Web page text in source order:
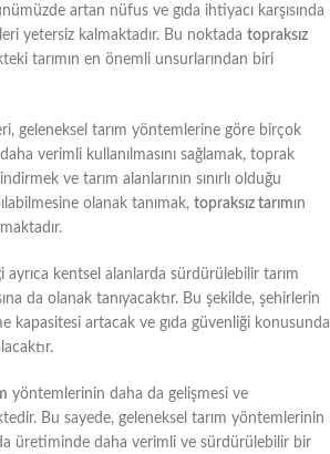
artan nüfus ve gıda ihtiyacı karşısında
yetersiz kalmaktadır. Bu noktada topraksız
tarımın en önemli unsurlarından biri
geleneksel tarım yöntemlerine göre birçok
verimli kullanılmasını sağlamak, toprak
ve tarım alanlarının sınırlı olduğu
olanak tanımak, topraksız tarımın
ayrıca kentsel alanlarda sürdürülebilir tarım
da olanak tanıyacaktır. Bu şekilde, şehirlerin
kapasitesi artacak ve gıda güvenliği konusunda
yöntemlerinin daha da gelişmesi ve
Bu sayede, geleneksel tarım yöntemlerinin
üretiminde daha verimli ve sürdürülebilir bir